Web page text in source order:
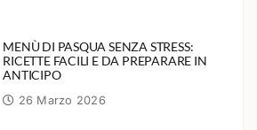
MENÙ DI PASQUA SENZA STRESS:
RICETTE FACILI E DA PREPARARE IN
ANTICIPO
26 Marzo 2026